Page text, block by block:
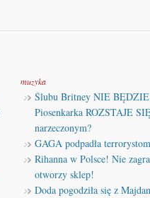
muzyka
Ślubu Britney NIE
Piosenkarka ROZSTAJE
narzeczonym?
GAGA podpadła
Rihanna w Polsce! Nie
otworzy sklep!
Doda pogodziła się z